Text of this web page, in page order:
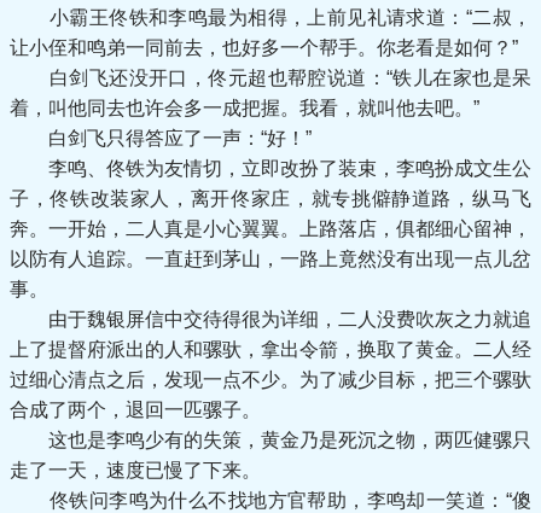
小霸王佟铁和李鸣最为相得，上前见礼请求道：“二叔，
让小侄和鸣弟一同前去，也好多一个帮手。你老看是如何？”
白剑飞还没开口，佟元超也帮腔说道：“铁儿在家也是呆
着，叫他同去也许会多一成把握。我看，就叫他去吧。”
白剑飞只得答应了一声：“好！”
李鸣、佟铁为友情切，立即改扮了装束，李鸣扮成文生公
子，佟铁改装家人，离开佟家庄，就专挑僻静道路，纵马飞
奔。一开始，二人真是小心翼翼。上路落店，俱都细心留神，
以防有人追踪。一直赶到茅山，一路上竟然没有出现一点儿岔
事。
由于魏银屏信中交待得很为详细，二人没费吹灰之力就追
上了提督府派出的人和骡驮，拿出令箭，换取了黄金。二人经
过细心清点之后，发现一点不少。为了减少目标，把三个骡驮
合成了两个，退回一匹骡子。
这也是李鸣少有的失策，黄金乃是死沉之物，两匹健骡只
走了一天，速度已慢了下来。
佟铁问李鸣为什么不找地方官帮助，李鸣却一笑道：“傻